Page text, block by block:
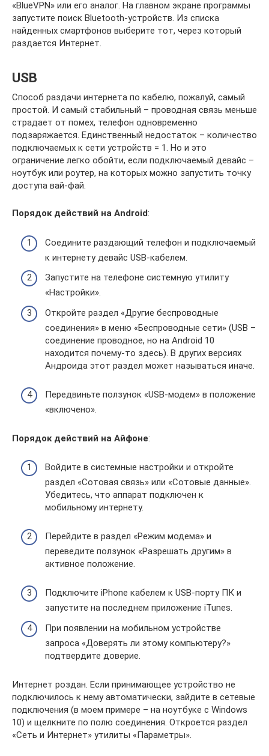
«BlueVPN» или его аналог. На главном экране программы
запустите поиск Bluetooth-устройств. Из списка
найденных смартфонов выберите тот, через который
раздается Интернет.
USB
Способ раздачи интернета по кабелю, пожалуй, самый
простой. И самый стабильный – проводная связь меньше
страдает от помех, телефон одновременно
подзаряжается. Единственный недостаток – количество
подключаемых к сети устройств = 1. Но и это
ограничение легко обойти, если подключаемый девайс –
ноутбук или роутер, на которых можно запустить точку
доступа вай-фай.
Порядок действий на Android:
Соедините раздающий телефон и подключаемый
к интернету девайс USB-кабелем.
Запустите на телефоне системную утилиту
«Настройки».
Откройте раздел «Другие беспроводные
соединения» в меню «Беспроводные сети» (USB –
соединение проводное, но на Android 10
находится почему-то здесь). В других версиях
Андроида этот раздел может называться иначе.
Передвиньте ползунок «USB-модем» в положение
«включено».
Порядок действий на Айфоне:
Войдите в системные настройки и откройте
раздел «Сотовая связь» или «Сотовые данные».
Убедитесь, что аппарат подключен к
мобильному интернету.
Перейдите в раздел «Режим модема» и
переведите ползунок «Разрешать другим» в
активное положение.
Подключите iPhone кабелем к USB-порту ПК и
запустите на последнем приложение iTunes.
При появлении на мобильном устройстве
запроса «Доверять ли этому компьютеру?»
подтвердите доверие.
Интернет роздан. Если принимающее устройство не
подключилось к нему автоматически, зайдите в сетевые
подключения (в моем примере – на ноутбуке с Windows
10) и щелкните по полю соединения. Откроется раздел
«Сеть и Интернет» утилиты «Параметры».